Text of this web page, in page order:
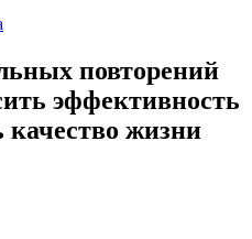
повторений
эффективность
жизни